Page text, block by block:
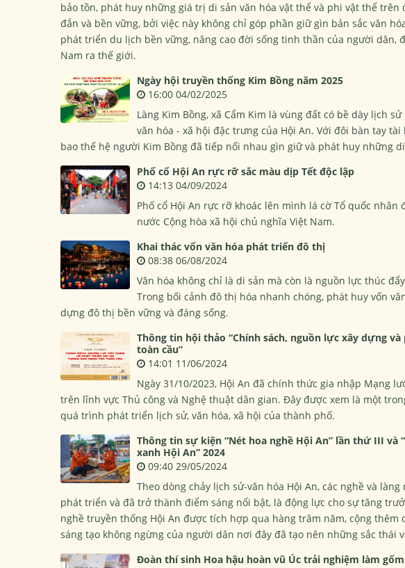
bảo tồn, phát huy những giá trị di sản văn hóa vật thể và phi vật thể
đắn và bền vững, bởi việc này không chỉ góp phần giữ gìn bản sắc văn
phát triển du lịch bền vững, nâng cao đời sống tinh thần của người dân,
Nam ra thế giới.
Ngày hội truyền thống Kim Bồng năm 2025
16:00 04/02/2025
Làng Kim Bồng, xã Cẩm Kim là vùng đất có bề dày lịch
văn hóa - xã hội đặc trưng của Hội An. Với đôi bàn tay
bao thế hệ người Kim Bồng đã tiếp nối nhau gìn giữ và phát huy những
Phố cổ Hội An rực rỡ sắc màu dịp Tết độc lập
14:13 04/09/2024
Phố cổ Hội An rực rỡ khoác lên mình lá cờ Tổ quốc
nước Cộng hòa xã hội chủ nghĩa Việt Nam.
Khai thác vốn văn hóa phát triển đô thị
08:38 06/08/2024
Văn hóa không chỉ là di sản mà còn là nguồn lực thúc
Trong bối cảnh đô thị hóa nhanh chóng, phát huy vốn
dựng đô thị bền vững và đáng sống.
Thông tin hội thảo “Chính sách, nguồn lực xây dựng
toàn cầu”
14:01 11/06/2024
Ngày 31/10/2023, Hội An đã chính thức gia nhập Mạng
trên lĩnh vực Thủ công và Nghệ thuật dân gian. Đây được xem là một
quá trình phát triển lịch sử, văn hóa, xã hội của thành phố.
Thông tin sự kiện “Nét hoa nghề Hội An” lần thứ III và
xanh Hội An” 2024
09:40 29/05/2024
Theo dòng chảy lịch sử-văn hóa Hội An, các nghề và
phát triển và đã trở thành điểm sáng nổi bật, là động lực cho sự tăng
nghề truyền thống Hội An được tích hợp qua hàng trăm năm, cộng thêm
sáng tạo không ngừng của người dân nơi đây đã tạo nên những sắc thái
Đoàn thí sinh Hoa hậu hoàn vũ Úc trải nghiệm làm